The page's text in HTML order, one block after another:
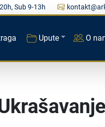
Sub 9-13h
Upute O